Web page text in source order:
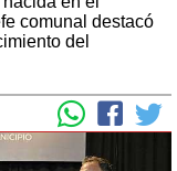
comunal destacó
del